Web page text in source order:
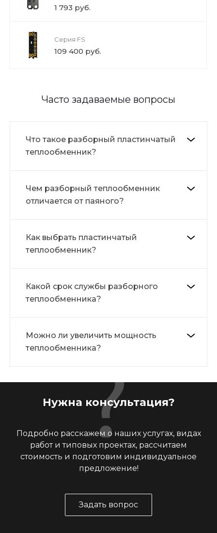
1 793 руб.
Серия FS
109 400 руб.
Часто задаваемые вопросы
Что такое разборный пластинчатый
теплообменник?
Чем разборный теплообменник
отличается от паяного?
Как выбрать пластинчатый
теплообменник?
Какой срок службы разборного
теплообменника?
Можно ли увеличить мощность
теплообменника?
Нужна консультация?
Подробно расскажем о наших услугах, видах
работ и типовых проектах, рассчитаем
стоимость и подготовим индивидуальное
предложение!
Задать вопрос